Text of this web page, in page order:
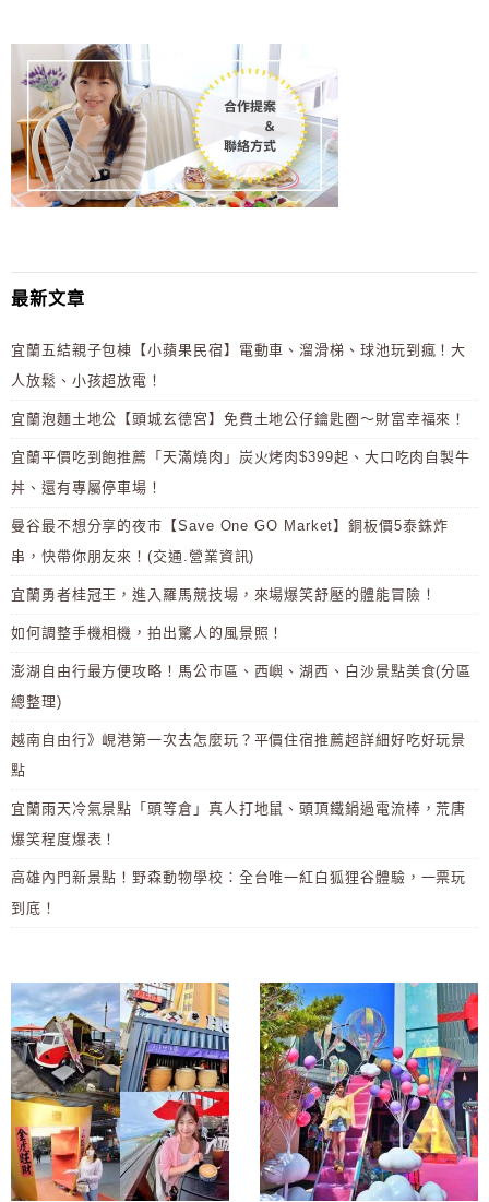
最新文章
宜蘭五結親子包棟【小蘋果民宿】電動車、溜滑梯、球池玩到瘋！大
人放鬆、小孩超放電！
宜蘭泡麵土地公【頭城玄德宮】免費土地公仔鑰匙圈～財富幸福來！
宜蘭平價吃到飽推薦「天滿燒肉」炭火烤肉$399起、大口吃肉自製牛
丼、還有專屬停車場！
曼谷最不想分享的夜市【Save One GO Market】銅板價5泰銖炸
串，快帶你朋友來！(交通.營業資訊)
宜蘭勇者桂冠王，進入羅馬競技場，來場爆笑舒壓的體能冒險！
如何調整手機相機，拍出驚人的風景照！
澎湖自由行最方便攻略！馬公市區、西嶼、湖西、白沙景點美食(分區
總整理)
越南自由行》峴港第一次去怎麼玩？平價住宿推薦超詳細好吃好玩景
點
宜蘭雨天冷氣景點「頭等倉」真人打地鼠、頭頂鐵鍋過電流棒，荒唐
爆笑程度爆表！
高雄內門新景點！野森動物學校：全台唯一紅白狐狸谷體驗，一票玩
到底！